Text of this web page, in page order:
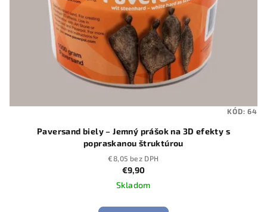
Paversand biely – Jemný prášok na 3D efekty s
popraskanou štruktúrou
€8,05 bez DPH
€9,90
Skladom
KÓD:64